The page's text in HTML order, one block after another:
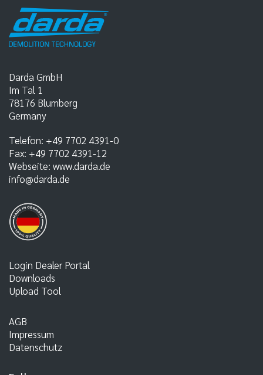
Darda GmbH
Im Tal 1
78176 Blumberg
Germany
Telefon: +49 7702 4391-0
Fax: +49 7702 4391-12
Webseite: www.darda.de
info@darda.de
Login Dealer Portal
Downloads
Upload Tool
AGB
Impressum
Datenschutz